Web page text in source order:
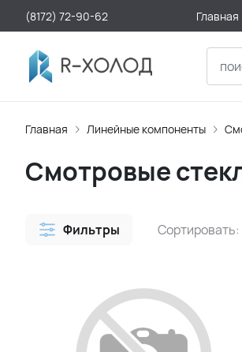
(8172) 72-90-62 Главная
Главная Линейные компоненты
Смотровые
Фильтры Сортировать: